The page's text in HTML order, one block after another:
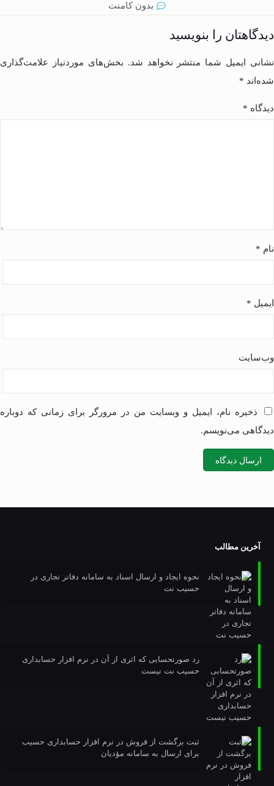
بدون کامنت
دیدگاهتان را بنویسید
نشانی ایمیل شما منتشر نخواهد شد. بخش‌های موردنیاز علامت‌گذاری
شده‌اند *
دیدگاه *
نام *
ایمیل *
وب‌سایت
ذخیره نام، ایمیل و وبسایت من در مرورگر برای زمانی که دوباره
دیدگاهی می‌نویسم.
آخرین مطالب
نحوه ایجاد و ارسال اسناد به سامانه دفاتر تجاری در
حسیب نت
رد صورتحسابی که اثری از آن در نرم افزار حسابداری
حسیب نت نیست
ثبت برگشت از فروش در نرم افزار حسابداری حسیب
برای ارسال به سامانه مؤدیان